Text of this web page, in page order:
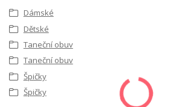
Dámské
Dětské
Taneční obuv
Taneční obuv
Špičky
Špičky